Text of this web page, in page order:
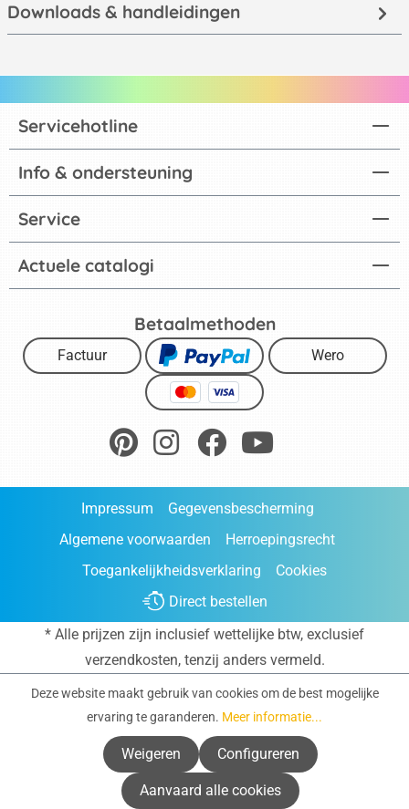
Downloads & handleidingen
Actuele catalogi
Servicehotline
Info & ondersteuning
Service
Betaalmethoden
Factuur Wero
Impressum
Gegevensbescherming
Algemene voorwaarden
Herroepingsrecht
Toegankelijkheidsverklaring
Cookies
Direct bestellen
* Alle prijzen zijn inclusief wettelijke btw, exclusief
verzendkosten, tenzij anders vermeld.
Deze website maakt gebruik van cookies om de best mogelijke
ervaring te garanderen. Meer informatie...
Weigeren Configureren
Aanvaard alle cookies